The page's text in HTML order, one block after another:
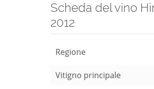
Scheda del vino
2012
Regione
Vitigno principale